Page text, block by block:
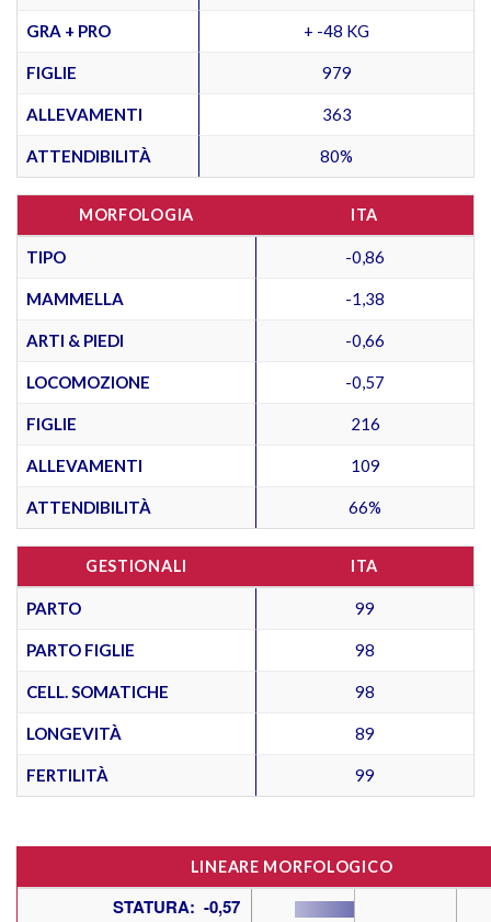
GRA + PRO + -48 KG
FIGLIE 979
ALLEVAMENTI 363
ATTENDIBILITÀ 80%
MORFOLOGIA ITA
TIPO -0,86
MAMMELLA -1,38
ARTI & PIEDI -0,66
LOCOMOZIONE -0,57
FIGLIE 216
ALLEVAMENTI 109
ATTENDIBILITÀ 66%
GESTIONALI ITA
PARTO 99
PARTO FIGLIE 98
CELL. SOMATICHE 98
LONGEVITÀ 89
FERTILITÀ 99
LINEARE MORFOLOGICO